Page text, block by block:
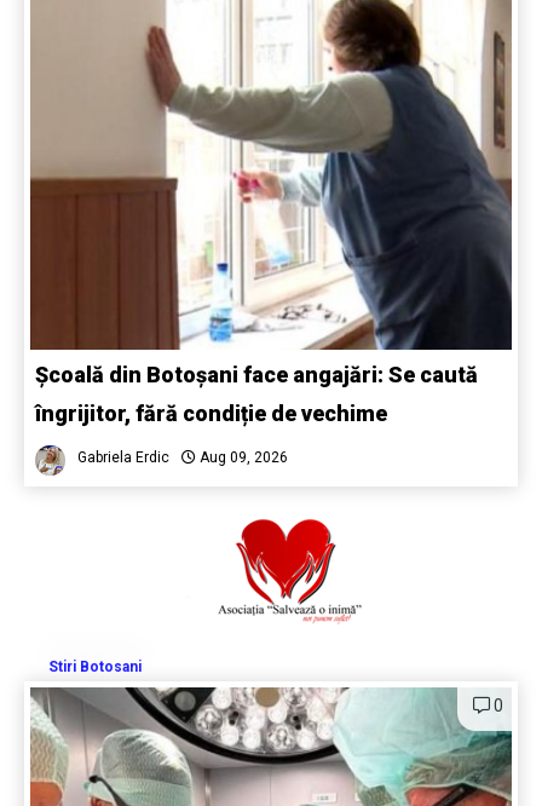
Școală din Botoșani face angajări: Se caută
îngrijitor, fără condiție de vechime
Gabriela Erdic Aug 09, 2026
Stiri Botosani
0